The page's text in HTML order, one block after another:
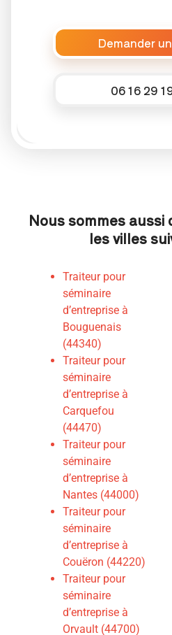
Demander
06 16 29
Nous sommes
les villes
Traiteur pour
séminaire
d’entreprise à
Bouguenais
(44340)
Traiteur pour
séminaire
d’entreprise à
Carquefou
(44470)
Traiteur pour
séminaire
d’entreprise à
Nantes (44000)
Traiteur pour
séminaire
d’entreprise à
Couëron (44220)
Traiteur pour
séminaire
d’entreprise à
Orvault (44700)